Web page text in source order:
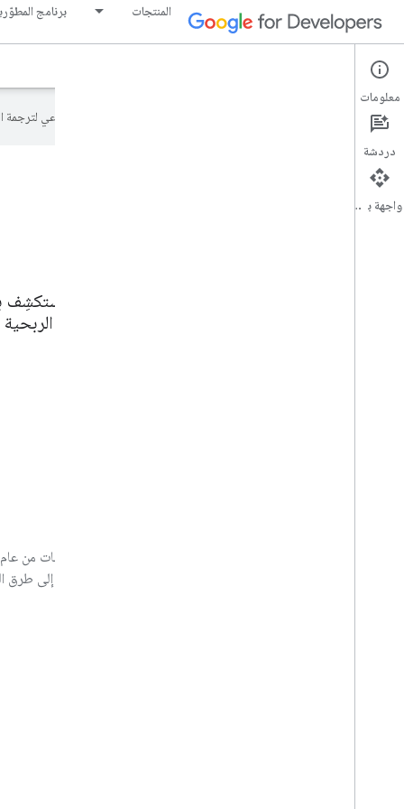
المنتجات برنامج
استكشِف
على المناطق التي نعمل فيها ونطاق محفظتنا ونجاحها، بالإضافة إلى طرق
معلومات
دردشة
واجهة برمجة التطبيقات